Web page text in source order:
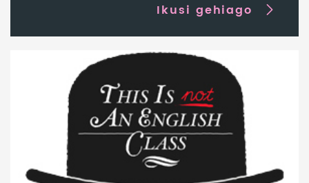
Ikusi gehiago